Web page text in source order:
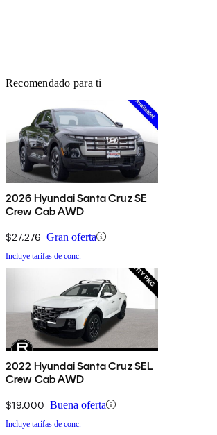
Recomendado para ti
2026 Hyundai Santa Cruz SE
Crew Cab AWD
$27,276 Gran oferta
Incluye tarifas de conc.
2022 Hyundai Santa Cruz SEL
Crew Cab AWD
$19,000 Buena oferta
Incluye tarifas de conc.